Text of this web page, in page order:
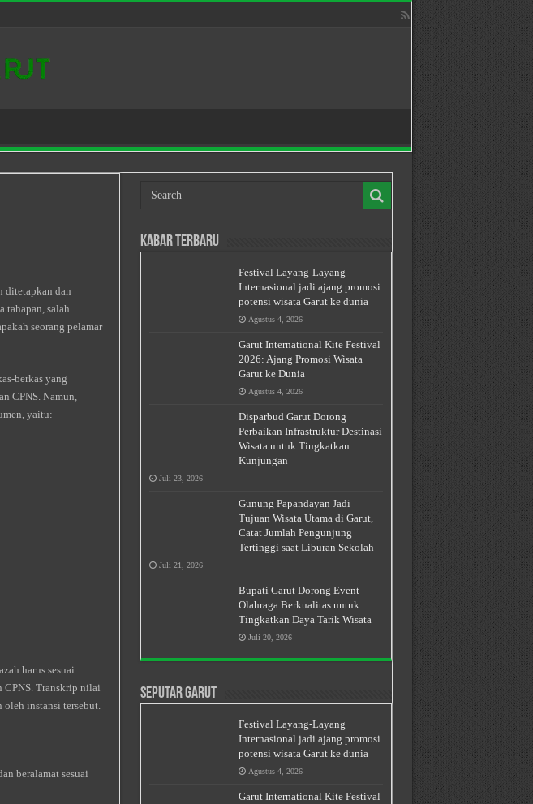
ditetapkan dan
tahapan, salah
seorang pelamar
berkas yang
CPNS. Namun,
yaitu:
harus sesuai
Transkrip nilai
instansi tersebut.
beralamat sesuai
Kabar Terbaru
Festival Layang-Layang
Internasional jadi ajang promosi
potensi wisata Garut ke dunia
Agustus 4, 2026
Garut International Kite Festival
2026: Ajang Promosi Wisata
Garut ke Dunia
Agustus 4, 2026
Disparbud Garut Dorong
Perbaikan Infrastruktur Destinasi
Wisata untuk Tingkatkan
Kunjungan
Juli 23, 2026
Gunung Papandayan Jadi
Tujuan Wisata Utama di Garut,
Catat Jumlah Pengunjung
Tertinggi saat Liburan Sekolah
Juli 21, 2026
Bupati Garut Dorong Event
Olahraga Berkualitas untuk
Tingkatkan Daya Tarik Wisata
Juli 20, 2026
Seputar Garut
Festival Layang-Layang
Internasional jadi ajang promosi
potensi wisata Garut ke dunia
Agustus 4, 2026
Garut International Kite Festival